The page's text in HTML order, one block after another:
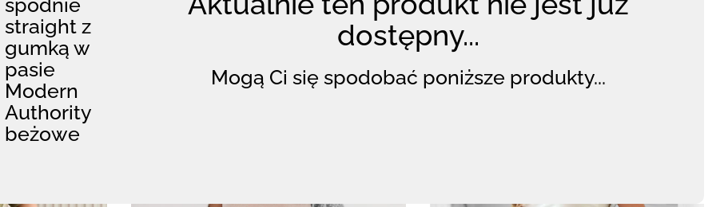
spodnie
straight z
gumką w
pasie
Modern
Authority
beżowe
dostępny...
Mogą Ci się spodobać poniższe produkty...